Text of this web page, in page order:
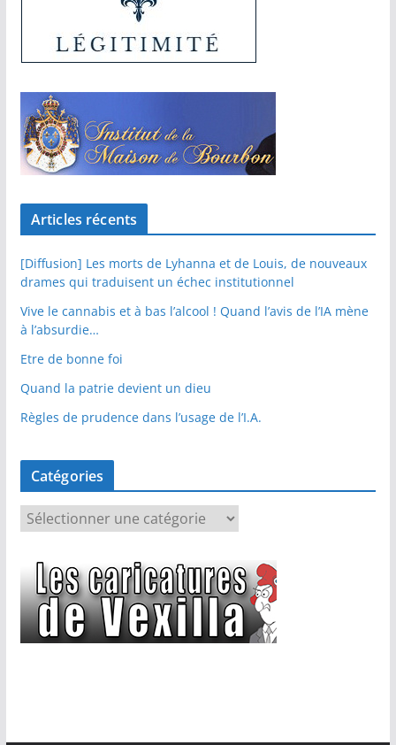
Articles récents
[Diffusion] Les morts de Lyhanna et de Louis, de nouveaux
drames qui traduisent un échec institutionnel
Vive le cannabis et à bas l’alcool ! Quand l’avis de l’IA mène
à l’absurdie…
Etre de bonne foi
Quand la patrie devient un dieu
Règles de prudence dans l’usage de l’I.A.
Catégories
a
é
g
o
r